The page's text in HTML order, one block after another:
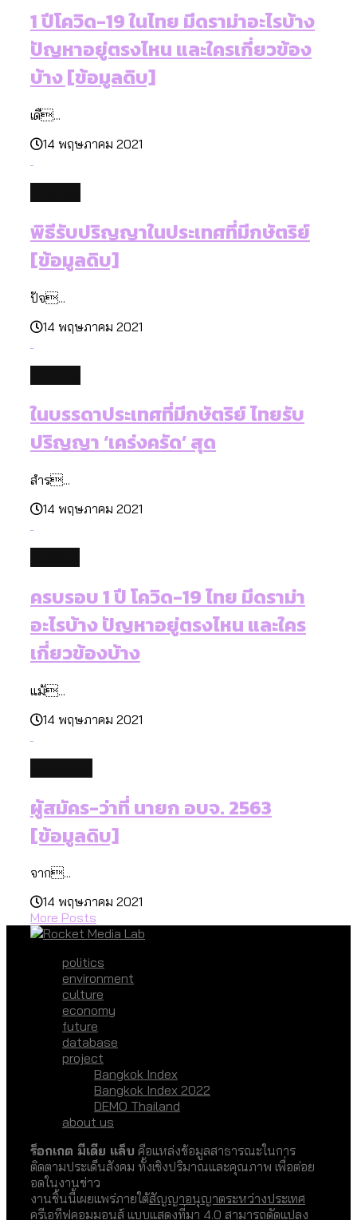
1 ปีโควิด-19 ในไทย มีดราม่าอะไรบ้าง
ปัญหาอยู่ตรงไหน และใครเกี่ยวข้อง
บ้าง [ข้อมูลดิบ]
เดื...
14 พฤษภาคม 2021
พิธีรับปริญญาในประเทศที่มีกษัตริย์
[ข้อมูลดิบ]
ปัจ...
14 พฤษภาคม 2021
ในบรรดาประเทศที่มีกษัตริย์ ไทยรับ
ปริญญา ‘เคร่งครัด’ สุด
สำร...
14 พฤษภาคม 2021
ครบรอบ 1 ปี โควิด-19 ไทย มีดราม่า
อะไรบ้าง ปัญหาอยู่ตรงไหน และใคร
เกี่ยวข้องบ้าง
แม้...
14 พฤษภาคม 2021
ผู้สมัคร-ว่าที่ นายก อบจ. 2563
[ข้อมูลดิบ]
จาก...
14 พฤษภาคม 2021
More Posts
politics
environment
culture
economy
future
database
project
Bangkok Index
Bangkok Index 2022
DEMO Thailand
about us
ร็อกเกต มีเดีย แล็บ คือแหล่งข้อมูลสาธารณะในการ
ติดตามประเด็นสังคม ทั้งเชิงปริมาณและคุณภาพ เพื่อต่อย
อดในงานข่าว
งานชิ้นนี้เผยแพร่ภายใต้สัญญาอนุญาตระหว่างประเทศ
ครีเอทีฟคอมมอนส์ แบบแสดงที่มา 4.0 สามารถดัดแปลง